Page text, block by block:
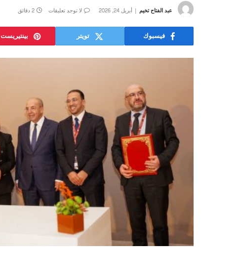
عبد الفتاح تخيم أبريل 24, 2026 لا توجد تعليقات 2 دقائق
فيسبوك تويتر بينتيريست